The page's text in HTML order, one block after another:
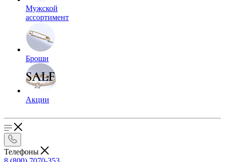
Мужской
ассортимент
Броши
Акции
Телефоны